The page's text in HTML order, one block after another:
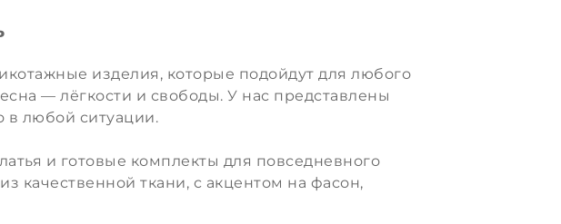
изделия, которые подойдут для любого
— лёгкости и свободы. У нас представлены
в любой ситуации.
и готовые комплекты для повседневного
качественной ткани, с акцентом на фасон,